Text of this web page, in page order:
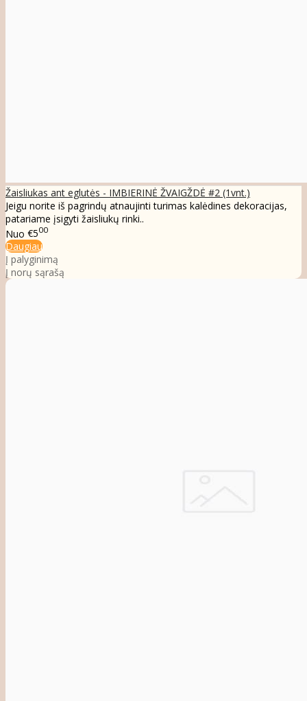
Žaisliukas ant eglutės - IMBIERINĖ ŽVAIGŽDĖ #2 (1vnt.)
Jeigu norite iš pagrindų atnaujinti turimas kalėdines dekoracijas,
patariame įsigyti žaisliukų rinki..
Nuo €500
Daugiau
Į palyginimą
Į norų sąrašą